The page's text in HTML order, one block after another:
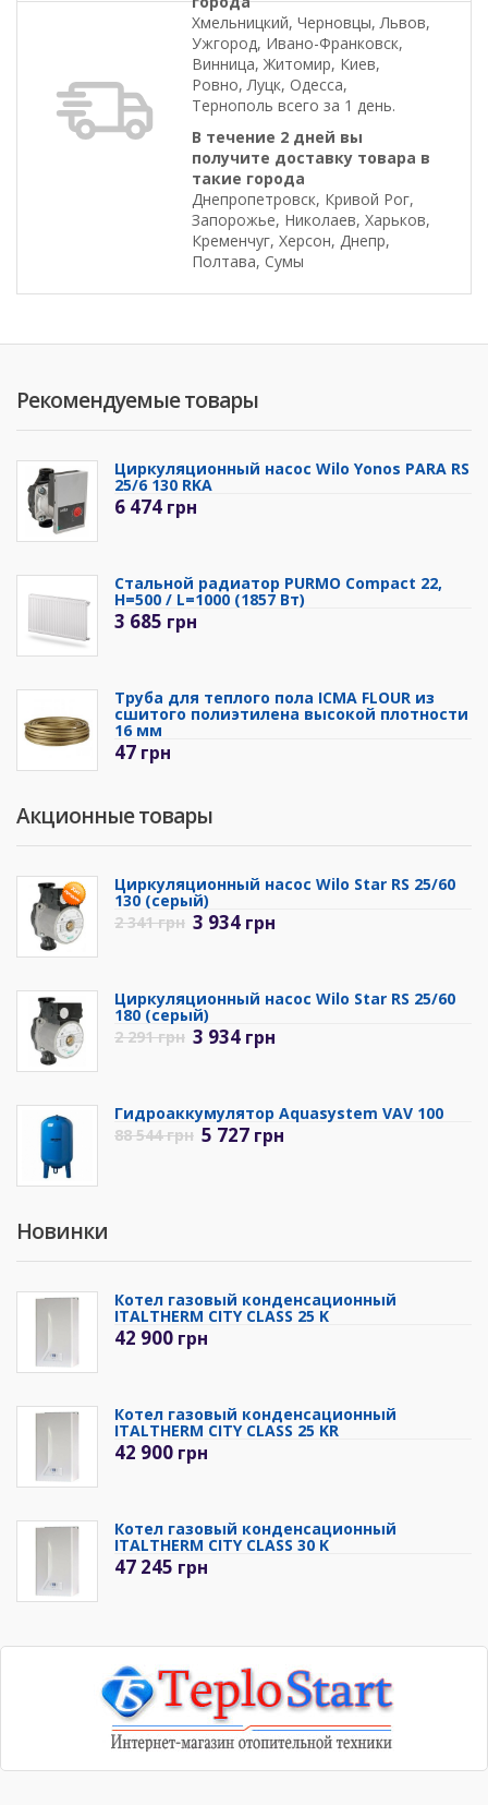
Хмельницкий, Черновцы, Львов,
Ужгород, Ивано-Франковск,
Винница, Житомир, Киев,
Ровно, Луцк, Одесса,
Тернополь всего за 1 день.
В течение 2 дней вы
получите доставку товара в
такие города
Днепропетровск, Кривой Рог,
Запорожье, Николаев, Харьков,
Кременчуг, Херсон, Днепр,
Полтава, Сумы
Рекомендуемые товары
Циркуляционный насос Wilo Yonos PARA RS
25/6 130 RKA
6 474 грн
Стальной радиатор PURMO Compact 22,
H=500 / L=1000 (1857 Вт)
3 685 грн
Труба для теплого пола ICMA FLOUR из
сшитого полиэтилена высокой плотности
16 мм
47 грн
Акционные товары
Циркуляционный насос Wilo Star RS 25/60
130 (серый)
2 341грн 3 934 грн
Циркуляционный насос Wilo Star RS 25/60
180 (серый)
2 291грн 3 934 грн
Гидроаккумулятор Aquasystem VAV 100
88 544грн 5 727 грн
Новинки
Котел газовый конденсационный
ITALTHERM CITY CLASS 25 K
42 900 грн
Котел газовый конденсационный
ITALTHERM CITY CLASS 25 KR
42 900 грн
Котел газовый конденсационный
ITALTHERM CITY CLASS 30 K
47 245 грн